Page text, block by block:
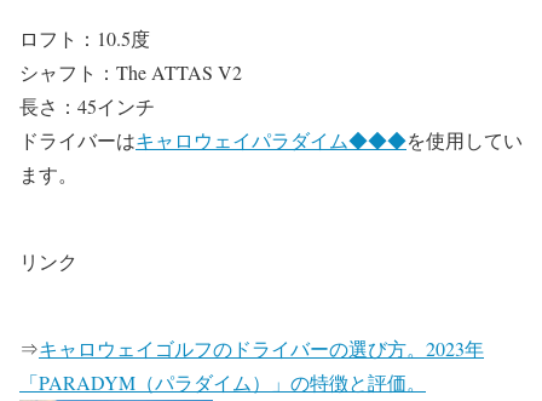
ロフト：10.5度
シャフト：The ATTAS V2
長さ：45インチ
ドライバーはキャロウェイパラダイム◆◆◆を使用してい
ます。
リンク
⇒キャロウェイゴルフのドライバーの選び方。2023年
「PARADYM（パラダイム）」の特徴と評価。